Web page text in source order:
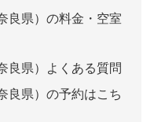
良県）の料金・空室
良県）よくある質問
良県）の予約はこち